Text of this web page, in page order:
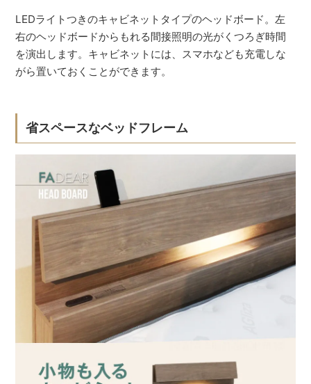
LEDライトつきのキャビネットタイプのヘッドボード。左
右のヘッドボードからもれる間接照明の光がくつろぎ時間
を演出します。キャビネットには、スマホなども充電しな
がら置いておくことができます。
省スペースなベッドフレーム